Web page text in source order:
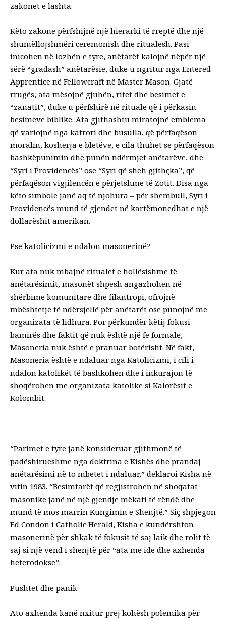
zakonet e lashta.
Këto zakone përfshijnë një hierarki të rreptë dhe një
shumëllojshmëri ceremonish dhe ritualesh. Pasi
inicohen në lozhën e tyre, anëtarët kalojnë nëpër një
sërë “gradash” anëtarësie, duke u ngritur nga Entered
Apprentice në Fellowcraft në Master Mason. Gjatë
rrugës, ata mësojnë gjuhën, ritet dhe besimet e
“zanatit”, duke u përfshirë në rituale që i përkasin
besimeve biblike. Ata gjithashtu miratojnë emblema
që variojnë nga katrori dhe busulla, që përfaqëson
moralin, kosherja e bletëve, e cila thuhet se përfaqëson
bashkëpunimin dhe punën ndërmjet anëtarëve, dhe
“Syri i Providencës” ose “Syri që sheh gjithçka”, që
përfaqëson vigjilencën e përjetshme të Zotit. Disa nga
këto simbole janë aq të njohura – për shembull, Syri i
Providencës mund të gjendet në kartëmonedhat e një
dollarëshit amerikan.
Pse katolicizmi e ndalon masonerinë?
Kur ata nuk mbajnë ritualet e hollësishme të
anëtarësimit, masonët shpesh angazhohen në
shërbime komunitare dhe filantropi, ofrojnë
mbështetje të ndërsjellë për anëtarët ose punojnë me
organizata të lidhura. Por përkundër këtij fokusi
bamirës dhe faktit që nuk është një fe formale,
Masoneria nuk është e pranuar botërisht. Në fakt,
Masoneria është e ndaluar nga Katolicizmi, i cili i
ndalon katolikët të bashkohen dhe i inkurajon të
shoqërohen me organizata katolike si Kalorësit e
Kolombit.
“Parimet e tyre janë konsideruar gjithmonë të
padëshirueshme nga doktrina e Kishës dhe prandaj
anëtarësimi në to mbetet i ndaluar,” deklaroi Kisha në
vitin 1983. “Besimtarët që regjistrohen në shoqatat
masonike janë në një gjendje mëkati të rëndë dhe
mund të mos marrin Kungimin e Shenjtë.” Siç shpjegon
Ed Condon i Catholic Herald, Kisha e kundërshton
masonerinë për shkak të fokusit të saj laik dhe rolit të
saj si një vend i shenjtë për “ata me ide dhe axhenda
heterodokse”.
Pushtet dhe panik
Ato axhenda kanë nxitur prej kohësh polemika për